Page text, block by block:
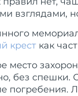
взглядами,
крест как
место
без спешки.